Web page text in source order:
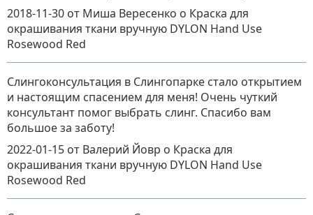
2018-11-30 от Миша Вересенко о Краска для
окрашивания ткани вручную DYLON Hand Use
Rosewood Red
Слингоконсультация в Слингопарке стало открытием
и настоящим спасением для меня! Очень чуткий
консультант помог выбрать слинг. Спасибо вам
большое за заботу!
2022-01-15 от Валерий Йовр о Краска для
окрашивания ткани вручную DYLON Hand Use
Rosewood Red